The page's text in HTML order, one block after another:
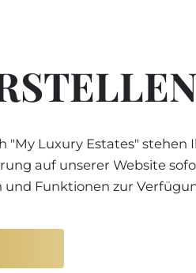
"My Luxury Estates" stehen
auf unserer Website
Funktionen zur